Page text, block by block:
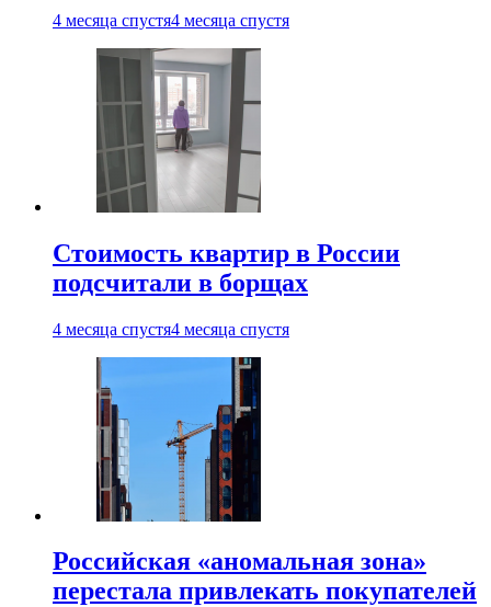
4 месяца спустя4 месяца спустя
Стоимость квартир в России
подсчитали в борщах
4 месяца спустя4 месяца спустя
Российская «аномальная зона»
перестала привлекать покупателей